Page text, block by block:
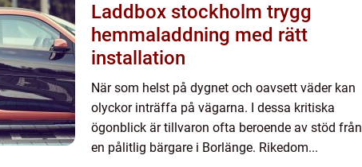
Laddbox stockholm trygg
hemmaladdning med rätt
installation
När som helst på dygnet och oavsett väder kan
olyckor inträffa på vägarna. I dessa kritiska
ögonblick är tillvaron ofta beroende av stöd från
en pålitlig bärgare i Borlänge. Rikedom...